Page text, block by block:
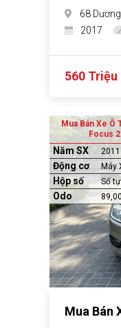
68
2017
560 Triệu
Mua Bán Xe Ô
Focus
Năm SX 2011
Động cơ Máy
Hộp số Số
Odo
Mua Bán